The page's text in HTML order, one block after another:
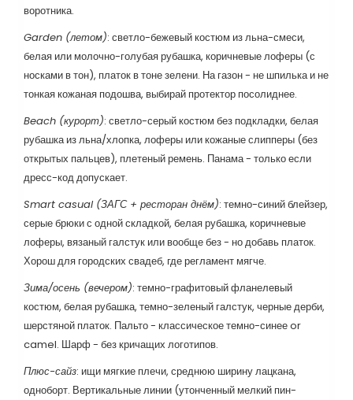
воротника.
Garden (летом): светло-бежевый костюм из льна-смеси,
белая или молочно-голубая рубашка, коричневые лоферы (с
носками в тон), платок в тоне зелени. На газон - не шпилька и не
тонкая кожаная подошва, выбирай протектор посолиднее.
Beach (курорт): светло-серый костюм без подкладки, белая
рубашка из льна/хлопка, лоферы или кожаные слипперы (без
открытых пальцев), плетеный ремень. Панама - только если
дресс-код допускает.
Smart casual (ЗАГС + ресторан днём): темно-синий блейзер,
серые брюки с одной складкой, белая рубашка, коричневые
лоферы, вязаный галстук или вообще без - но добавь платок.
Хорош для городских свадеб, где регламент мягче.
Зима/осень (вечером): темно-графитовый фланелевый
костюм, белая рубашка, темно-зеленый галстук, черные дерби,
шерстяной платок. Пальто - классическое темно-синее or
camel. Шарф - без кричащих логотипов.
Плюс-сайз: ищи мягкие плечи, среднюю ширину лацкана,
одноборт. Вертикальные линии (утонченный мелкий пин-